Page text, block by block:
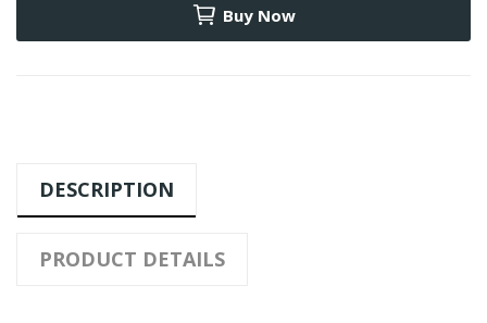
Buy Now
DESCRIPTION
PRODUCT DETAILS